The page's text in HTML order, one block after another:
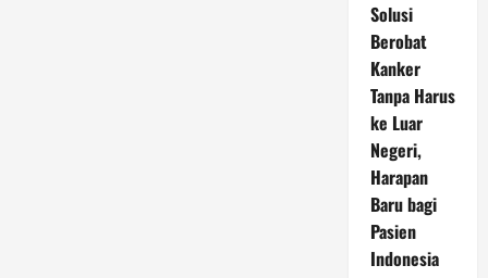
Solusi
Berobat
Kanker
Tanpa Harus
ke Luar
Negeri,
Harapan
Baru bagi
Pasien
Indonesia